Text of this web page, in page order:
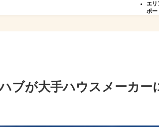
エリ
ポー
ブが大手ハウスメーカー